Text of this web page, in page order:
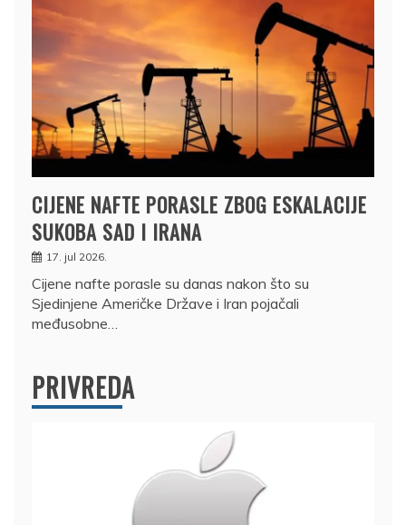
CIJENE NAFTE PORASLE ZBOG ESKALACIJE
SUKOBA SAD I IRANA
17. jul 2026.
Cijene nafte porasle su danas nakon što su
Sjedinjene Američke Države i Iran pojačali
međusobne…
PRIVREDA